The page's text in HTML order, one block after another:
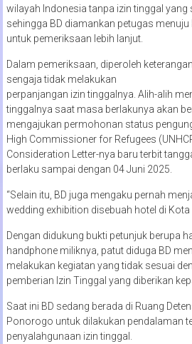
wilayah Indonesia tanpa izin tinggal yang
sehingga BD diamankan petugas
untuk pemeriksaan lebih lanjut.
Dalam pemeriksaan, diperoleh
sengaja tidak melakukan
perpanjangan izin tinggalnya. Alih-alih
tinggalnya saat masa berlakunya akan
mengajukan permohonan status
High Commissioner for Refugees
Consideration Letter-nya baru terbit
berlaku sampai dengan 04 Juni 2025.
“Selain itu, BD juga mengaku pernah
wedding exhibition disebuah hotel di Kota
Dengan didukung bukti petunjuk berupa
handphone miliknya, patut diduga BD
melakukan kegiatan yang tidak sesuai
pemberian Izin Tinggal yang diberikan
Saat ini BD sedang berada di Ruang
Ponorogo untuk dilakukan pendalaman
penyalahgunaan izin tinggal.